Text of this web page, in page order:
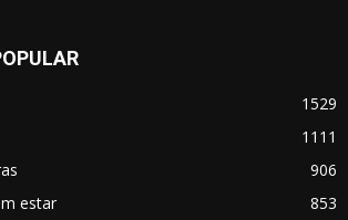
1529
1111
906
estar
853